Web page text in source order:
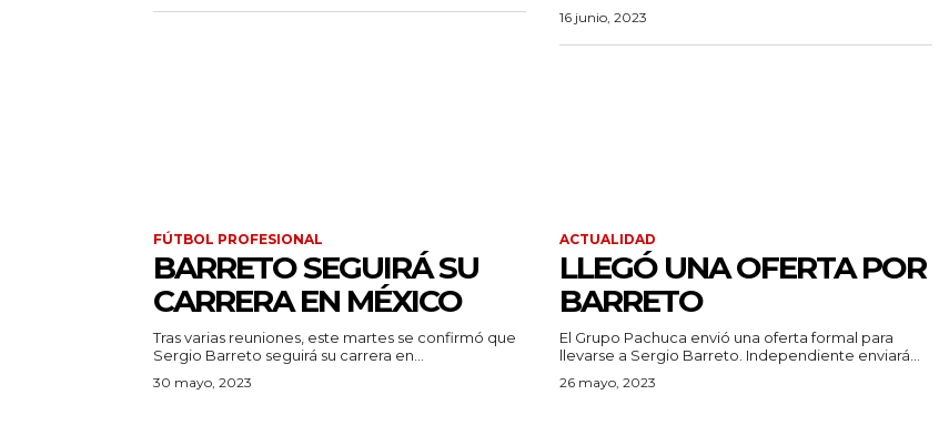
16 junio, 2023
FÚTBOL PROFESIONAL
BARRETO SEGUIRÁ SU
CARRERA EN MÉXICO
Tras varias reuniones, este martes se confirmó que
Sergio Barreto seguirá su carrera en...
30 mayo, 2023
ACTUALIDAD
LLEGÓ UNA OFERTA POR
BARRETO
El Grupo Pachuca envió una oferta formal para
llevarse a Sergio Barreto. Independiente enviará...
26 mayo, 2023